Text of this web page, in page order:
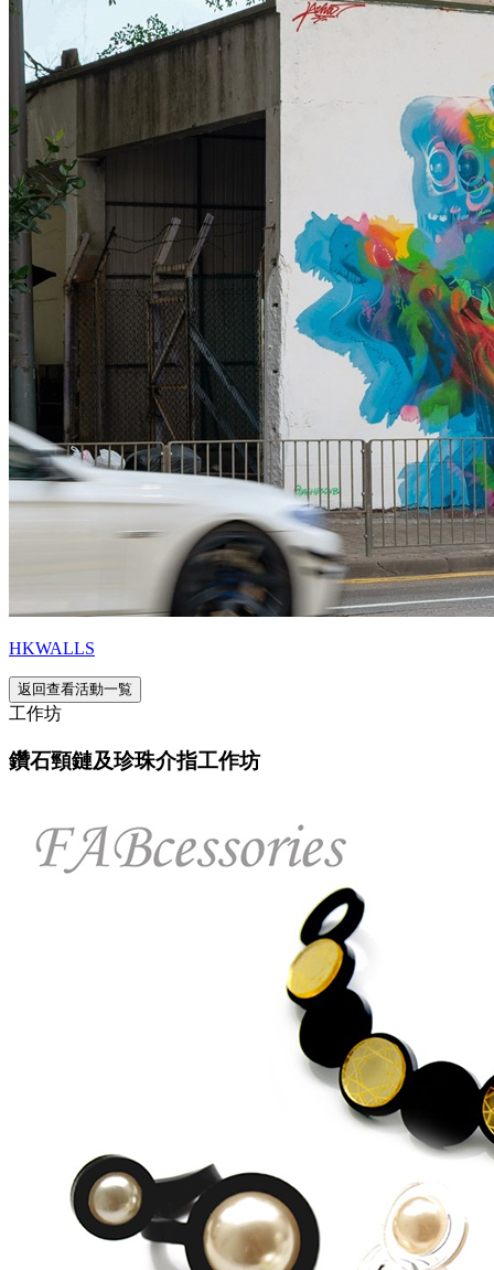
HKWALLS
返回查看活動一覧
工作坊
鑽石頸鏈及珍珠介指工作坊